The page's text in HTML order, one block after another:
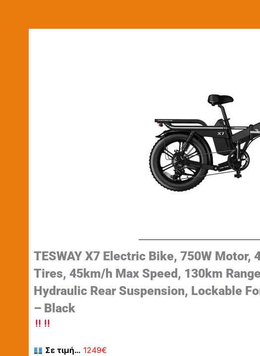
TESWAY X7 Electric Bike, 750W
Tires, 45km/h Max Speed, 130km
Hydraulic Rear Suspension, Lockable
– Black
Σε τιμή… 1249€